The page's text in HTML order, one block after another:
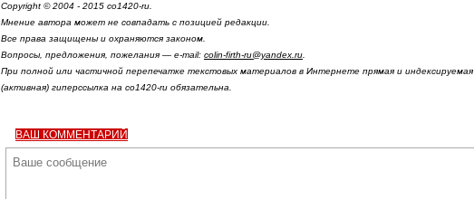
Copyright © 2004 - 2015 co1420-ru.
Мнение автора может не совпадать с позицией редакции.
Все права защищены и охраняются законом.
Вопросы, предложения, пожелания — e-mail: colin-firth-ru@yandex.ru
При полной или частичной перепечатке текстовых материалов в Интернете прямая и индексируемая
(активная) гиперссылка на co1420-ru обязательна.
ВАШ КОММЕНТАРИЙ